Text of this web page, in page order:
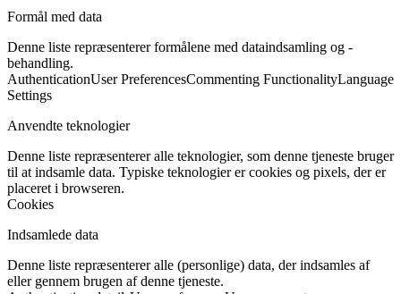
Formål med data
Denne liste repræsenterer formålene med dataindsamling og -
behandling.
AuthenticationUser PreferencesCommenting FunctionalityLanguage
Settings
Anvendte teknologier
Denne liste repræsenterer alle teknologier, som denne tjeneste bruger
til at indsamle data. Typiske teknologier er cookies og pixels, der er
placeret i browseren.
Cookies
Indsamlede data
Denne liste repræsenterer alle (personlige) data, der indsamles af
eller gennem brugen af denne tjeneste.